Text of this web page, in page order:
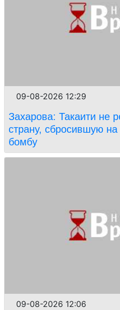
09-08-2026 12:29
Захарова: Такаити не
страну, сбросившую
бомбу
09-08-2026 12:06